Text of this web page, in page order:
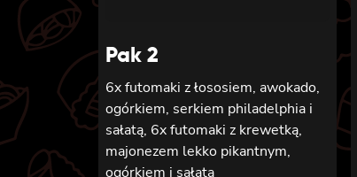
Pak 2
6x futomaki z łososiem, awokado,
ogórkiem, serkiem philadelphia i
sałatą, 6x futomaki z krewetką,
majonezem lekko pikantnym,
ogórkiem i sałatą